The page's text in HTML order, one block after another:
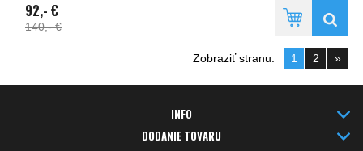
92,- €
140,- €
Zobraziť stranu: 1 2 »
INFO
DODANIE TOVARU